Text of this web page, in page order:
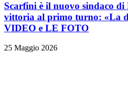
Scarfini è il nuovo sindaco di
vittoria al primo turno: «La
VIDEO e LE FOTO
25 Maggio 2026